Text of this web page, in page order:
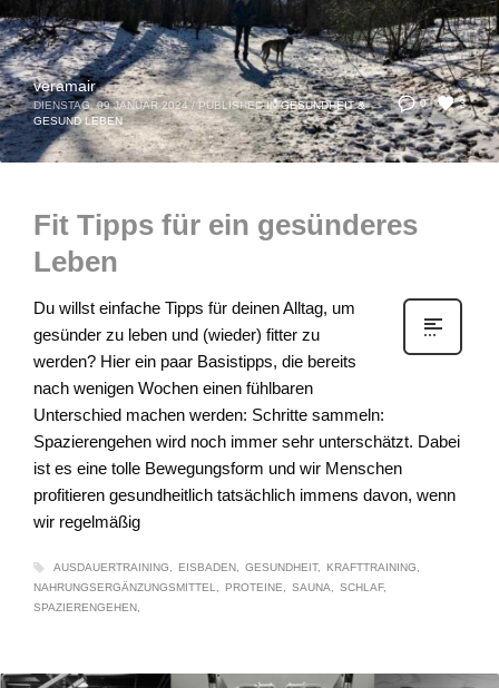
0 3
veramair
DIENSTAG, 09 JANUAR 2024 / PUBLISHED IN GESUNDHEIT &
GESUND LEBEN
Fit Tipps für ein gesünderes
Leben
Du willst einfache Tipps für deinen Alltag, um
gesünder zu leben und (wieder) fitter zu
werden? Hier ein paar Basistipps, die bereits
nach wenigen Wochen einen fühlbaren
Unterschied machen werden: Schritte sammeln:
Spazierengehen wird noch immer sehr unterschätzt. Dabei
ist es eine tolle Bewegungsform und wir Menschen
profitieren gesundheitlich tatsächlich immens davon, wenn
wir regelmäßig
AUSDAUERTRAINING EISBADEN GESUNDHEIT
KRAFTTRAINING
NAHRUNGSERGÄNZUNGSMITTEL
PROTEINE SAUNA
SCHLAF
SPAZIERENGEHEN